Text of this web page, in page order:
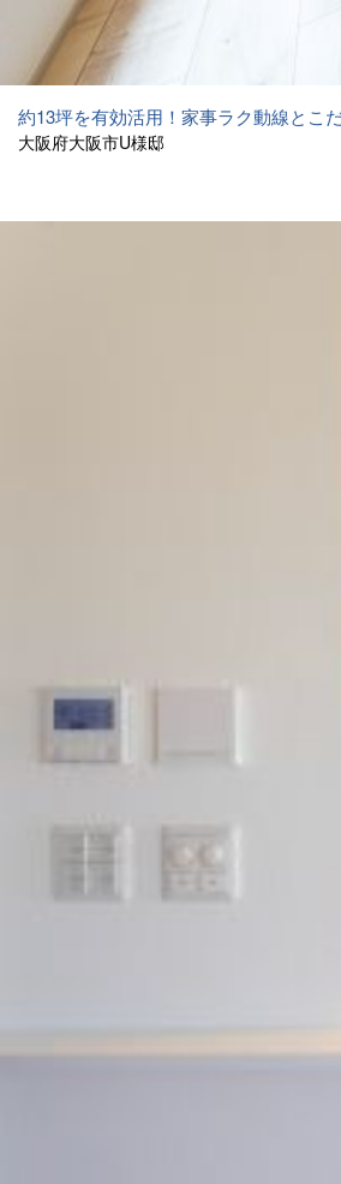
約13坪を有効活用！家事ラク動線とこ
大阪府大阪市U様邸